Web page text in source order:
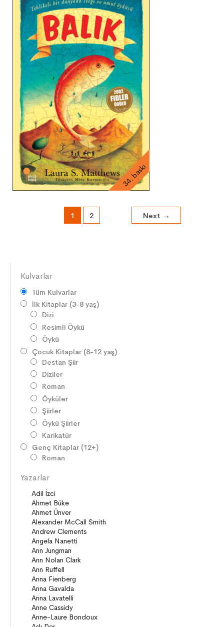
34. baskı
1 2 Next →
Kulvarlar
Tüm Kulvarlar
İlk Kitaplar (3-8 yaş)
Dizi
Resimli Öykü
Öykü
Çocuk Kitaplar (8-12 yaş)
Destan Şiir
Diziler
Roman
Öyküler
Şiirler
Öykü Şiirler
Karikatür
Genç Kitaplar (12+)
Roman
Öyküler
Şiirler
Deneme
Anlatı
Seçki
Köprü Kitaplar (10+)
Roman
Öyküler
Anlatı
ON8 (15+)
Roman
Diziler
Yazarlar